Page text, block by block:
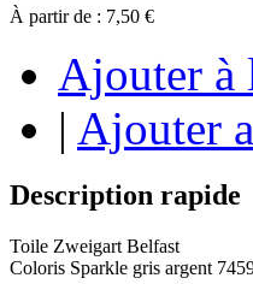
À partir de : 7,50 €
Ajouter à
| Ajouter
Description rapide
Toile Zweigart Belfast
Coloris Sparkle gris argent